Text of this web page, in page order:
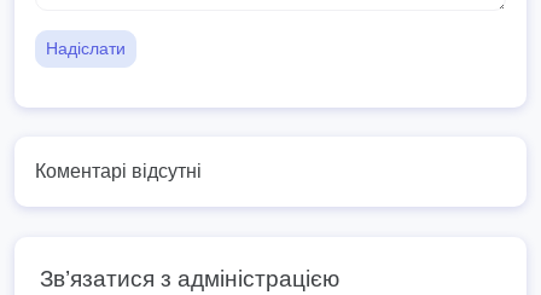
Надіслати
Коментарі відсутні
Зв’язатися з адміністрацією